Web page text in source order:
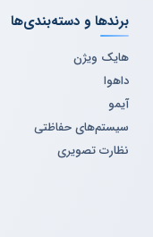
برندها و دسته‌بندی‌ها
هایک ویژن
داهوا
آیمو
سیستم‌های حفاظتی
نظارت تصویری